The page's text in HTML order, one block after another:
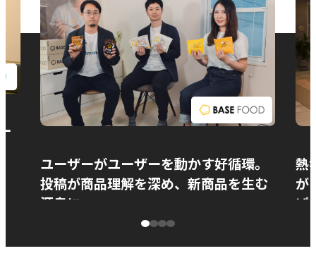
お問い合わせ
ユーザーがユーザーを動かす好循環。
投稿が商品理解を深め、新商品を生む
源泉に
熱
が
ぱ